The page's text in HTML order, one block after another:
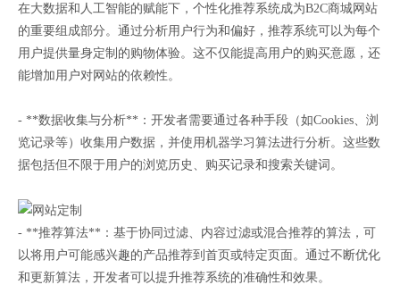
在大数据和人工智能的赋能下，个性化推荐系统成为B2C商城网站
的重要组成部分。通过分析用户行为和偏好，推荐系统可以为每个
用户提供量身定制的购物体验。这不仅能提高用户的购买意愿，还
能增加用户对网站的依赖性。
- **数据收集与分析**：开发者需要通过各种手段（如Cookies、浏
览记录等）收集用户数据，并使用机器学习算法进行分析。这些数
据包括但不限于用户的浏览历史、购买记录和搜索关键词。
- **推荐算法**：基于协同过滤、内容过滤或混合推荐的算法，可
以将用户可能感兴趣的产品推荐到首页或特定页面。通过不断优化
和更新算法，开发者可以提升推荐系统的准确性和效果。